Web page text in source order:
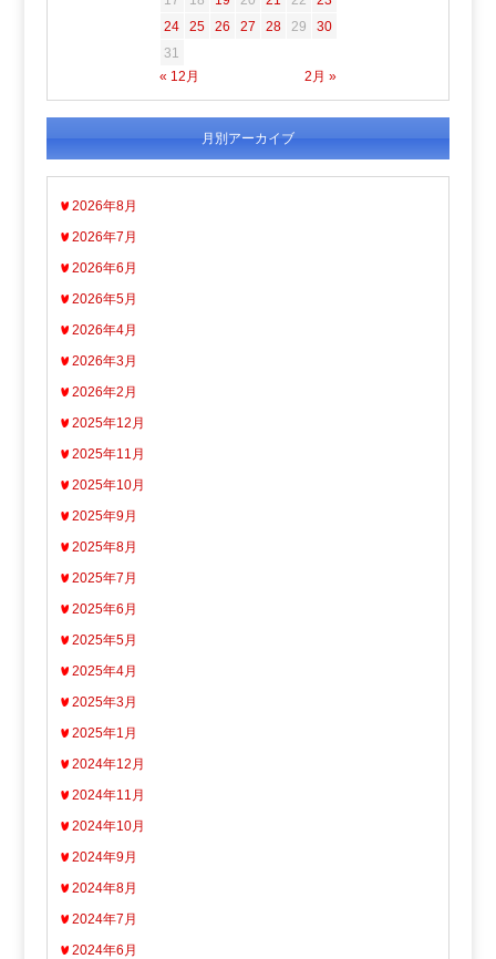
« 12月 2月 »
24
25 26 27 28 29
30
31
月別アーカイブ
2026年8月
2026年7月
2026年6月
2026年5月
2026年4月
2026年3月
2026年2月
2025年12月
2025年11月
2025年10月
2025年9月
2025年8月
2025年7月
2025年6月
2025年5月
2025年4月
2025年3月
2025年1月
2024年12月
2024年11月
2024年10月
2024年9月
2024年8月
2024年7月
2024年6月